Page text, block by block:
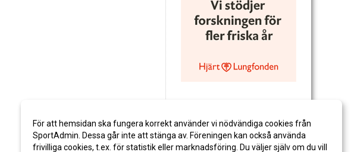
För att hemsidan ska fungera korrekt använder vi nödvändiga cookies från
SportAdmin. Dessa går inte att stänga av. Föreningen kan också använda
frivilliga cookies, t.ex. för statistik eller marknadsföring. Du väljer själv om du vill